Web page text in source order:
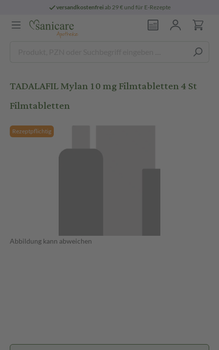
versandkostenfreiab 29 € und für E-Rezepte
TADALAFIL Mylan 10 mg Filmtabletten 4 St
Filmtabletten
Rezeptpflichtig
Abbildung kann abweichen